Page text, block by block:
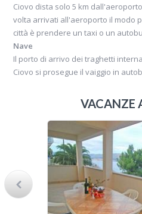
Ciovo dista solo 5 km
volta arrivati all'aeroporto il modo
città è prendere un taxi o un
Nave
Il porto di arrivo dei traghetti
Ciovo si prosegue il vaiggio in
VACANZE